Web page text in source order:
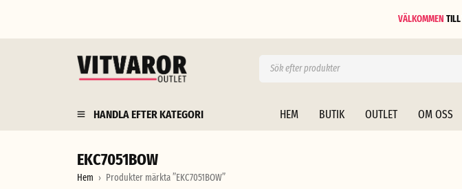
VÄLKOMMEN TILL
HANDLA EFTER KATEGORI HEM BUTIK OUTLET OM OSS
EKC7051BOW
Hem › Produkter märkta ”EKC7051BOW”